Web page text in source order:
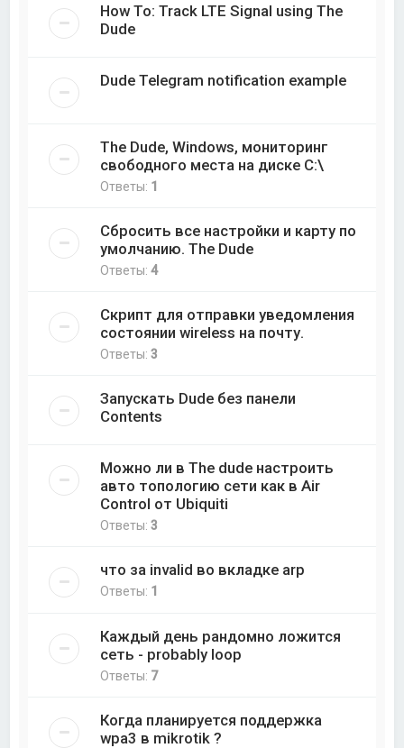
How To: Track LTE Signal using The
Dude
Dude Telegram notification example
The Dude, Windows, мониторинг
свободного места на диске C:\
Ответы: 1
Сбросить все настройки и карту по
умолчанию. The Dude
Ответы:4
Скрипт для отправки уведомления
состоянии wireless на почту.
Ответы:3
Запускать Dude без панели
Contents
Можно ли в The dude настроить
авто топологию сети как в Air
Control от Ubiquiti
Ответы:3
что за invalid во вкладке arp
Ответы: 1
Каждый день рандомно ложится
сеть - probably loop
Ответы: 7
Когда планируется поддержка
wpa3 в mikrotik ?